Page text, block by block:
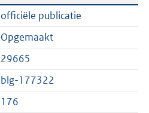
n
d
s
r
o
a
n
d
g
r
officiële publicatie
Opgemaakt
29665
blg-177322
176